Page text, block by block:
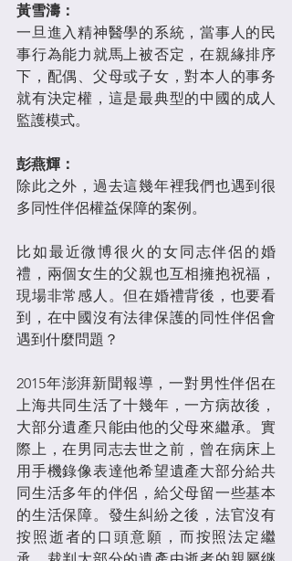
黃雪濤：
一旦進入精神醫學的系統，當事人的民
事行為能力就馬上被否定，在親緣排序
下，配偶、父母或子女，對本人的事务
就有決定權，這是最典型的中國的成人
監護模式。
彭燕輝：
除此之外，過去這幾年裡我們也遇到很
多同性伴侶權益保障的案例。
比如最近微博很火的女同志伴侶的婚
禮，兩個女生的父親也互相擁抱祝福，
現場非常感人。但在婚禮背後，也要看
到，在中國沒有法律保護的同性伴侶會
遇到什麼問題？
2015年澎湃新聞報導，一對男性伴侶在
上海共同生活了十幾年，一方病故後，
大部分遺產只能由他的父母來繼承。實
際上，在男同志去世之前，曾在病床上
用手機錄像表達他希望遺產大部分給共
同生活多年的伴侶，給父母留一些基本
的生活保障。發生糾紛之後，法官沒有
按照逝者的口頭意願，而按照法定繼